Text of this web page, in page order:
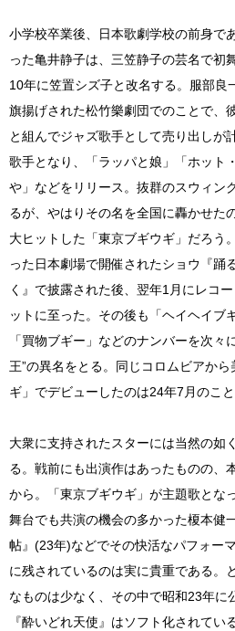
小学校卒業後、日本歌劇学校の前身で
った亀井静子は、三笠静子の芸名で初
10年に笠置シズ子と改名する。服部良
旗揚げされた松竹樂劇団でのことで、
と組んでジャズ歌手として売り出しが
歌手となり、「ラッパと娘」「ホット
や」などをリリース。抜群のスウィン
るが、やはりその名を全国に轟かせた
大ヒットした「東京ブギウギ」だろう
った日本劇場で開催されたショウ『踊
く』で披露された後、翌年1月にレコ
ットに至った。その後も「ヘイヘイブ
「買物ブギー」などのナンバーを次々
王”の異名をとる。同じコロムビアか
ギ」でデビューしたのは24年7月のこと
大衆に支持されたスターには当然の如
る。戦前にも出演作はあったものの、
から。「東京ブギウギ」が主題歌とな
舞台でも共演の機会の多かった榎本健
帖』(23年)などでその快活なパフォー
に残されているのは実に貴重である。
なものは少なく、その中で昭和23年に
『酔いどれ天使』はソフト化されてい